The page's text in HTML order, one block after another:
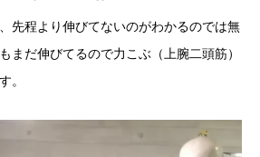
先程より伸びてないのがわかるのでは無
まだ伸びてるので力こぶ（上腕二頭筋）
。